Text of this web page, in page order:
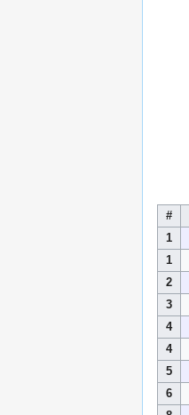
#
1
1
2
3
4
4
5
6